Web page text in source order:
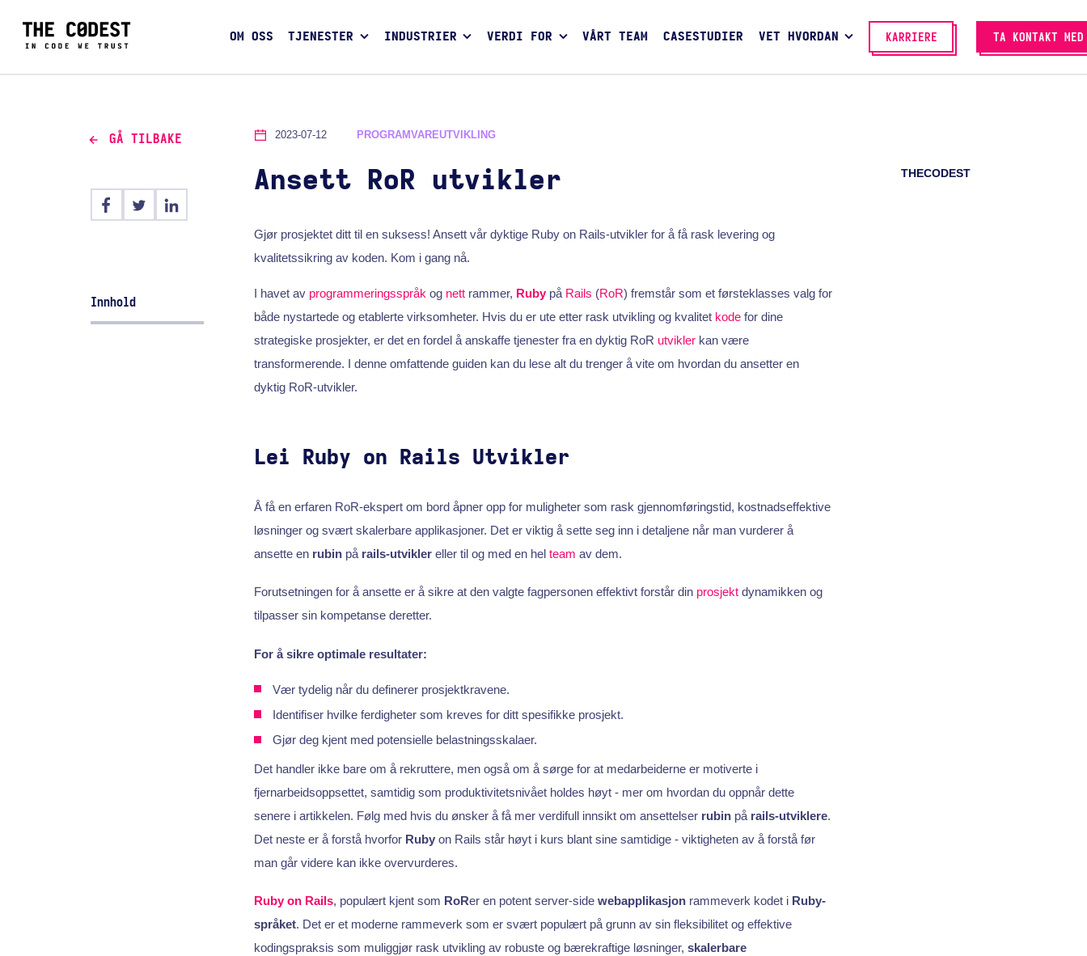
OM OSS TJENESTER INDUSTRIER VERDI FOR VÅRT TEAM CASESTUDIER VET HVORDAN KARRIERE TA KONTAKT MED
GÅ TILBAKE
Innhold
2023-07-12 PROGRAMVAREUTVIKLING
Ansett RoR utvikler THECODEST
Gjør prosjektet ditt til en suksess! Ansett vår dyktige Ruby on Rails-utvikler for å få rask levering og
kvalitetssikring av koden. Kom i gang nå.
I havet av programmeringsspråk og nettrammer, Rubypå Rails (RoR) fremstår som et førsteklasses valg for
både nystartede og etablerte virksomheter. Hvis du er ute etter rask utvikling og kvalitet kodefor dine
strategiske prosjekter, er det en fordel å anskaffe tjenester fra en dyktig RoR utviklerkan være
transformerende. I denne omfattende guiden kan du lese alt du trenger å vite om hvordan du ansetter en
dyktig RoR-utvikler.
Lei Ruby on Rails Utvikler
Å få en erfaren RoR-ekspert om bord åpner opp for muligheter som rask gjennomføringstid, kostnadseffektive
løsninger og svært skalerbare applikasjoner. Det er viktig å sette seg inn i detaljene når man vurderer å
ansette en rubinpå rails-utviklereller til og med en hel team av dem.
Forutsetningen for å ansette er å sikre at den valgte fagpersonen effektivt forstår din prosjektdynamikken og
tilpasser sin kompetanse deretter.
For å sikre optimale resultater:
Vær tydelig når du definerer prosjektkravene.
Identifiser hvilke ferdigheter som kreves for ditt spesifikke prosjekt.
Gjør deg kjent med potensielle belastningsskalaer.
Det handler ikke bare om å rekruttere, men også om å sørge for at medarbeiderne er motiverte i
fjernarbeidsoppsettet, samtidig som produktivitetsnivået holdes høyt - mer om hvordan du oppnår dette
senere i artikkelen. Følg med hvis du ønsker å få mer verdifull innsikt om ansettelser rubinpå rails-utviklere.
Det neste er å forstå hvorfor Rubyon Rails står høyt i kurs blant sine samtidige - viktigheten av å forstå før
man går videre kan ikke overvurderes.
Ruby on Rails, populært kjent som RoRer en potent server-side webapplikasjonrammeverk kodet i Ruby-
språket. Det er et moderne rammeverk som er svært populært på grunn av sin fleksibilitet og effektive
kodingspraksis som muliggjør rask utvikling av robuste og bærekraftige løsninger, skalerbare